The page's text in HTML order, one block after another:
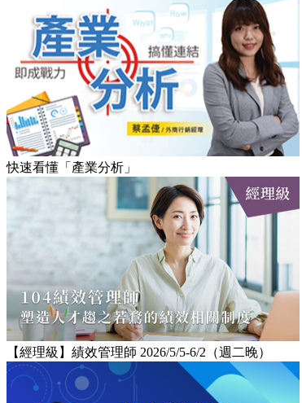
快速看懂「產業分析」
【經理級】績效管理師 2026/5/5-6/2（週二晚）